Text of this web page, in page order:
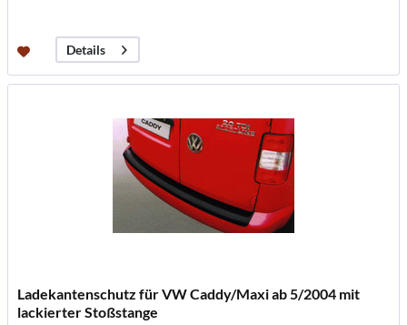
Details
Ladekantenschutz für VW Caddy/Maxi ab 5/2004 mit
lackierter Stoßstange